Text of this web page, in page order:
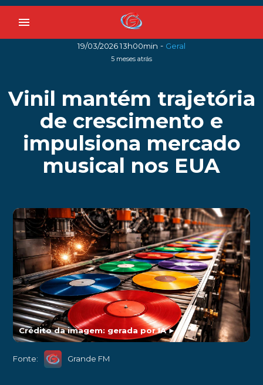
menu
19/03/2026 13h00min - Geral
5 meses atrás
Vinil mantém trajetória
de crescimento e
impulsiona mercado
musical nos EUA
Crédito da imagem: gerada por IA►
Fonte: Grande FM